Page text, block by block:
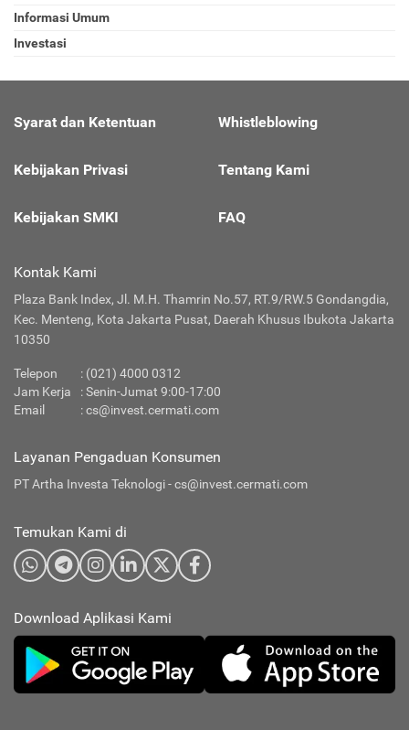
Informasi Umum
Investasi
Syarat dan Ketentuan
Kebijakan Privasi
Kebijakan SMKI
Whistleblowing
Tentang Kami
FAQ
Kontak Kami
Plaza Bank Index, Jl. M.H. Thamrin No.57, RT.9/RW.5 Gondangdia,
Kec. Menteng, Kota Jakarta Pusat, Daerah Khusus Ibukota Jakarta
10350
Telepon : (021) 4000 0312
Jam Kerja
: Senin-Jumat 9:00-17:00
Email
:cs@invest.cermati.com
Layanan Pengaduan Konsumen
PT Artha Investa Teknologi -cs@invest.cermati.com
Temukan Kami di
Download Aplikasi Kami